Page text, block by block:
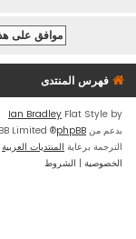
فهرس المنتدى
Flat Style by
Ian Bradley
بدعم من phpBB
® Forum Software © phpBB Limited
الترجمة برعاية المنتديات العربية
الخصوصية | الشروط